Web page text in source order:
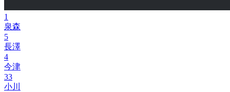
1
泉森
5
長澤
4
今津
33
小川